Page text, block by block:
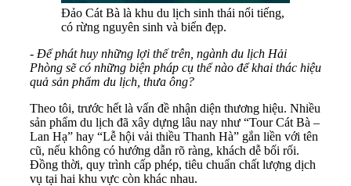
Đảo Cát Bà là khu du lịch sinh thái nổi tiếng,
có rừng nguyên sinh và biển đẹp.
- Để phát huy những lợi thế trên, ngành du lịch Hải
Phòng sẽ có những biện pháp cụ thể nào để khai thác hiệu
quả sản phẩm du lịch, thưa ông?
Theo tôi, trước hết là vấn đề nhận diện thương hiệu. Nhiều
sản phẩm du lịch đã xây dựng lâu nay như “Tour Cát Bà –
Lan Hạ” hay “Lễ hội vải thiều Thanh Hà” gắn liền với tên
cũ, nếu không có hướng dẫn rõ ràng, khách dễ bối rối.
Đồng thời, quy trình cấp phép, tiêu chuẩn chất lượng dịch
vụ tại hai khu vực còn khác nhau.